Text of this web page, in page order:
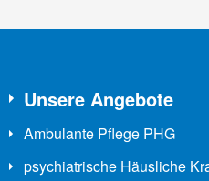
Unsere Angebote
Ambulante Pflege PHG
psychiatrische Häusliche